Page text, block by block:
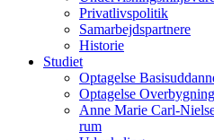
Privatlivspolitik
Samarbejdspartnere
Historie
Studiet
Optagelse
Optagelse Overbygning
Anne Marie Carl-
rum